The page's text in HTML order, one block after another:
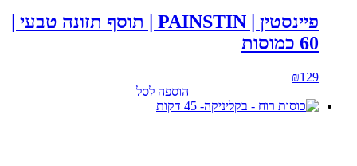
פיינסטין | PAINSTIN | תוסף תזונה טבעי |
60 כמוסות
₪129
הוספה לסל